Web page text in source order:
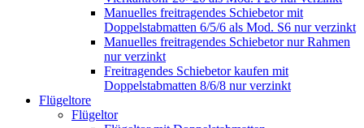
Manuelles freitragendes Schiebetor mit
Doppelstabmatten 6/5/6 als Mod. S6 nur verzinkt
Manuelles freitragendes Schiebetor nur Rahmen
nur verzinkt
Freitragendes Schiebetor kaufen mit
Doppelstabmatten 8/6/8 nur verzinkt
Flügeltore
Flügeltor